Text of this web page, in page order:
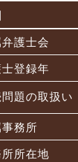
護士会
登録年
題の取扱い
務所
所在地